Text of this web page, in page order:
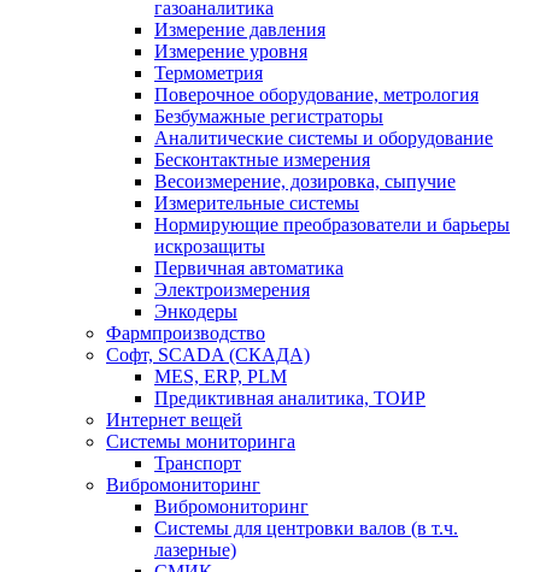
газоаналитика
Измерение давления
Измерение уровня
Термометрия
Поверочное оборудование, метрология
Безбумажные регистраторы
Аналитические системы и оборудование
Бесконтактные измерения
Весоизмерение, дозировка, сыпучие
Измерительные системы
Нормирующие преобразователи и барьеры
искрозащиты
Первичная автоматика
Электроизмерения
Энкодеры
Фармпроизводство
Софт, SCADA (СКАДА)
MES, ERP, PLM
Предиктивная аналитика, ТОИР
Интернет вещей
Системы мониторинга
Транспорт
Вибромониторинг
Вибромониторинг
Системы для центровки валов (в т.ч.
лазерные)